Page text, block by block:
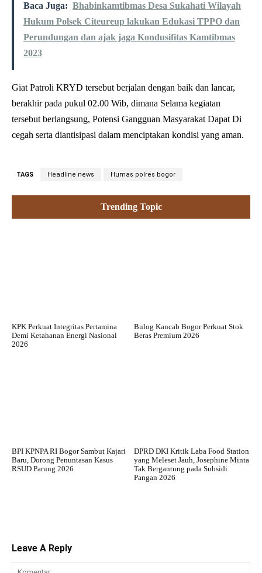
Baca Juga: Bhabinkamtibmas Desa Sukahati Wilayah
Hukum Polsek Citeureup lakukan Edukasi TPPO dan
Perundungan dan ajak jaga Kondusifitas Kamtibmas
2023
Giat Patroli KRYD tersebut berjalan dengan baik dan lancar,
berakhir pada pukul 02.00 Wib, dimana Selama kegiatan
tersebut berlangsung, Potensi Gangguan Masyarakat Dapat Di
cegah serta diantisipasi dalam menciptakan kondisi yang aman.
TAGS Headline news Humas polres bogor
Trending Topic
KPK Perkuat Integritas Pertamina
Demi Ketahanan Energi Nasional
2026
Bulog Kancab Bogor Perkuat Stok
Beras Premium 2026
BPI KPNPA RI Bogor Sambut Kajari
Baru, Dorong Penuntasan Kasus
RSUD Parung 2026
DPRD DKI Kritik Laba Food Station
yang Meleset Jauh, Josephine Minta
Tak Bergantung pada Subsidi
Pangan 2026
Leave A Reply